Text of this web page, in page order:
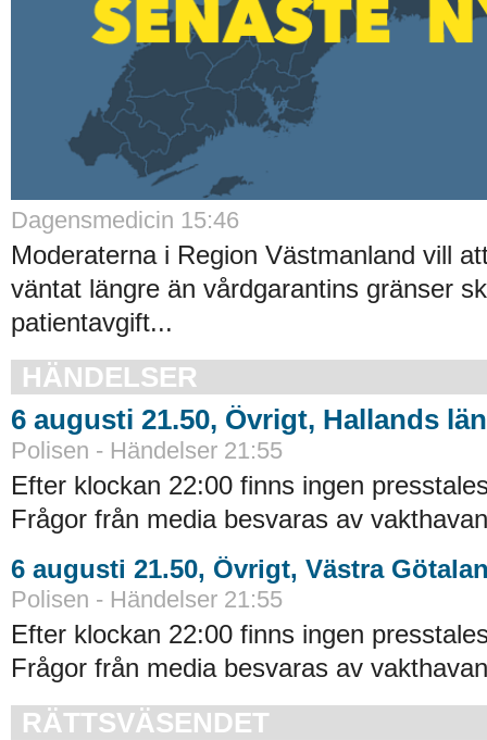
Dagensmedicin 15:46
Moderaterna i Region Västmanland vill
väntat längre än vårdgarantins gränser
patientavgift...
HÄNDELSER
6 augusti 21.50, Övrigt, Hallands län
Polisen - Händelser 21:55
Efter klockan 22:00 finns ingen
Frågor från media besvaras av
6 augusti 21.50, Övrigt, Västra
Polisen - Händelser 21:55
Efter klockan 22:00 finns ingen
Frågor från media besvaras av
RÄTTSVÄSENDET